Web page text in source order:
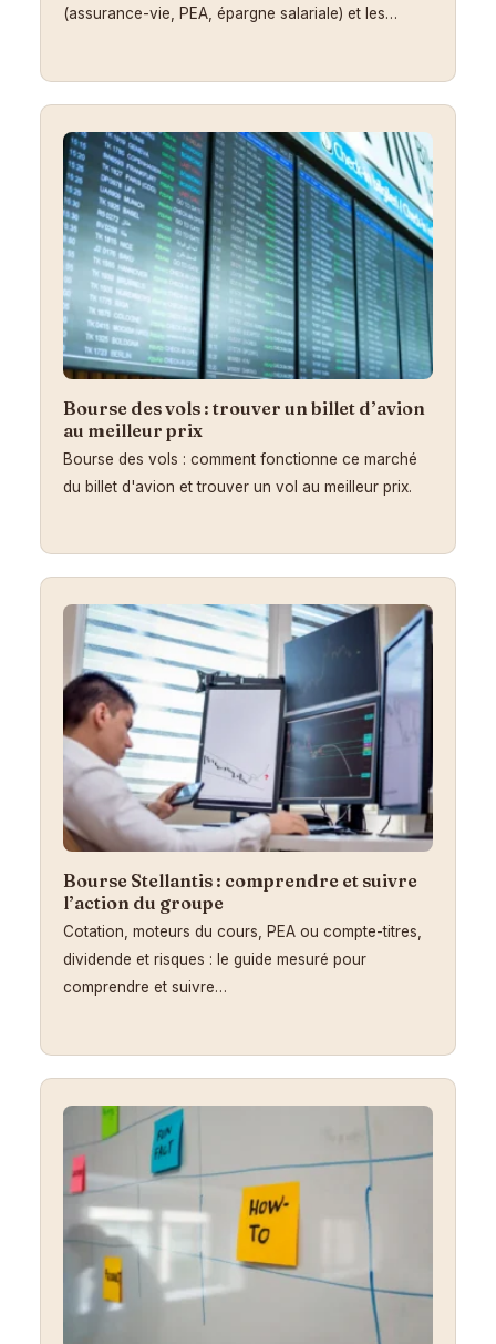
(assurance-vie, PEA, épargne salariale) et les…
Bourse des vols : trouver un billet d’avion
au meilleur prix
Bourse des vols : comment fonctionne ce marché
du billet d'avion et trouver un vol au meilleur prix.
Bourse Stellantis : comprendre et suivre
l’action du groupe
Cotation, moteurs du cours, PEA ou compte-titres,
dividende et risques : le guide mesuré pour
comprendre et suivre…